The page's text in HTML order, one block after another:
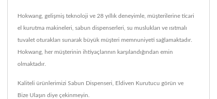
Hokwang, gelişmiş teknoloji ve 28 yıllık deneyimle, müşterilerine ticari
el kurutma makineleri, sabun dispenserleri, su muslukları ve ısıtmalı
tuvalet oturakları sunarak büyük müşteri memnuniyeti sağlamaktadır.
Hokwang, her müşterinin ihtiyaçlarının karşılandığından emin
olmaktadır.
Kaliteli ürünlerimizi Sabun Dispenseri Eldiven Kurutucu görün ve
Bize Ulaşın diye çekinmeyin.